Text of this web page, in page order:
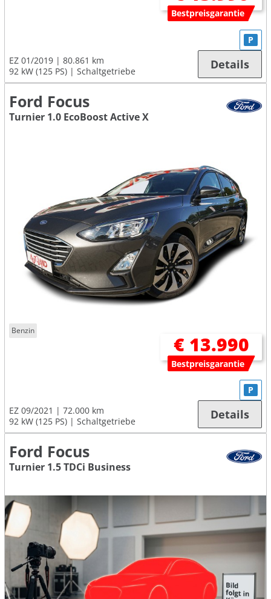
Bestpreisgarantie
EZ 01/2019
80.861 km
92 kW (125 PS)
Schaltgetriebe
P
Details
Ford Focus
Turnier 1.0 EcoBoost Active X
Benzin
€ 13.990
Bestpreisgarantie
EZ 09/2021
72.000 km
92 kW (125 PS)
Schaltgetriebe
P
Details
Ford Focus
Turnier 1.5 TDCi Business